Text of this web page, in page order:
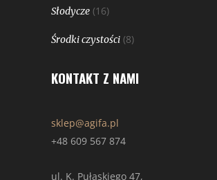
Słodycze (16)
Środki czystości (8)
KONTAKT Z NAMI
sklep@agifa.pl
+48 609 567 874
ul. K. Pułaskiego 47,